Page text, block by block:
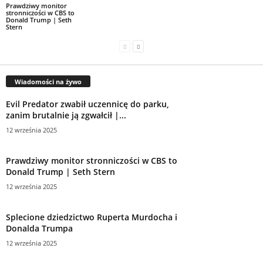
Prawdziwy monitor
stronniczości w CBS to
Donald Trump | Seth
Stern
Wiadomości na żywo
Evil Predator zwabił uczennicę do parku,
zanim brutalnie ją zgwałcił |...
12 września 2025
Prawdziwy monitor stronniczości w CBS to
Donald Trump | Seth Stern
12 września 2025
Splecione dziedzictwo Ruperta Murdocha i
Donalda Trumpa
12 września 2025